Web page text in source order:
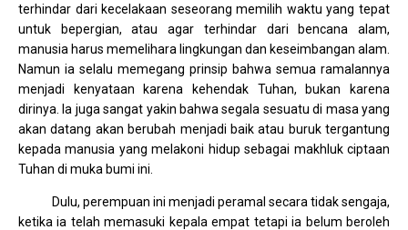
terhindar dari kecelakaan seseorang memilih waktu yang tepat
untuk bepergian, atau agar terhindar dari bencana alam,
manusia harus memelihara lingkungan dan keseimbangan alam.
Namun ia selalu memegang prinsip bahwa semua ramalannya
menjadi kenyataan karena kehendak Tuhan, bukan karena
dirinya. Ia juga sangat yakin bahwa segala sesuatu di masa yang
akan datang akan berubah menjadi baik atau buruk tergantung
kepada manusia yang melakoni hidup sebagai makhluk ciptaan
Tuhan di muka bumi ini.
Dulu, perempuan ini menjadi peramal secara tidak sengaja,
ketika ia telah memasuki kepala empat tetapi ia belum beroleh